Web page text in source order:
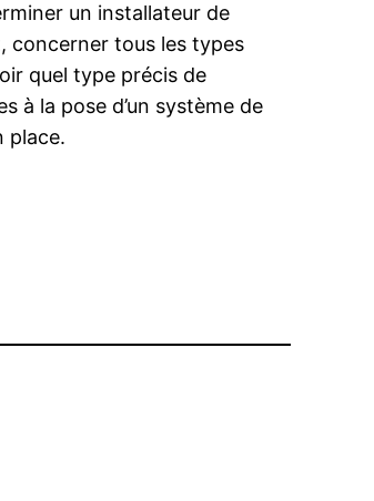
un installateur de
concerner tous les types
quel type précis de
à la pose d’un système de
place.